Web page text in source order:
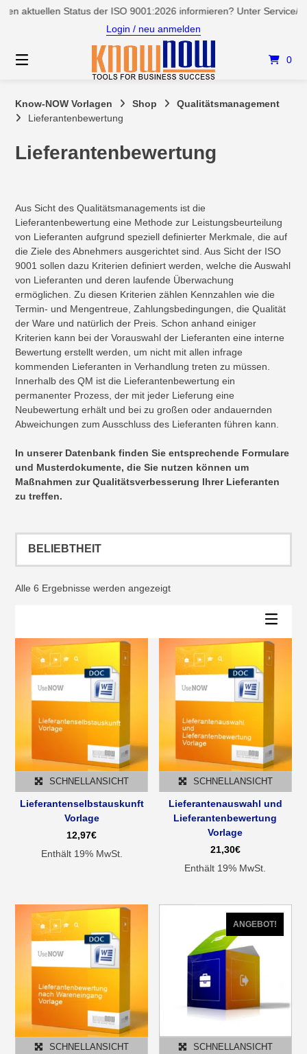
Springen
Status der ISO 9001:2026 informieren? Unter Service/
Login / neu anmelden
0
Know-NOW Vorlagen Shop
Qualitätsmanagement
Lieferantenbewertung
Lieferantenbewertung
Aus Sicht des Qualitätsmanagements ist die
Lieferantenbewertung eine Methode zur Leistungsbeurteilung
von Lieferanten aufgrund speziell definierter Merkmale, die auf
die Ziele des Abnehmers ausgerichtet sind. Aus Sicht der ISO
9001 sollen dazu Kriterien definiert werden, welche die Auswahl
von Lieferanten und deren laufende Überwachung
ermöglichen. Zu diesen Kriterien zählen Kennzahlen wie die
Termin- und Mengentreue, Zahlungsbedingungen, die Qualität
der Ware und natürlich der Preis. Schon anhand einiger
Kriterien kann bei der Vorauswahl der Lieferanten eine interne
Bewertung erstellt werden, um nicht mit allen infrage
kommenden Lieferanten in Verhandlung treten zu müssen.
Innerhalb des QM ist die Lieferantenbewertung ein
permanenter Prozess, der mit jeder Lieferung eine
Neubewertung erhält und bei zu großen oder andauernden
Abweichungen zum Ausschluss des Lieferanten führen kann.
In unserer Datenbank finden Sie entsprechende Formulare
und Musterdokumente, die Sie nutzen können um
Maßnahmen zur Qualitätsverbesserung Ihrer Lieferanten
zu treffen.
Alle 6 Ergebnisse werden angezeigtNach
SCHNELLANSICHT
Lieferantenselbstauskunft
Vorlage
12,97€
Enthält 19% MwSt.
SCHNELLANSICHT
Lieferantenauswahl und
Lieferantenbewertung
Vorlage
21,30€
Enthält 19% MwSt.
SCHNELLANSICHT
ANGEBOT!
SCHNELLANSICHT